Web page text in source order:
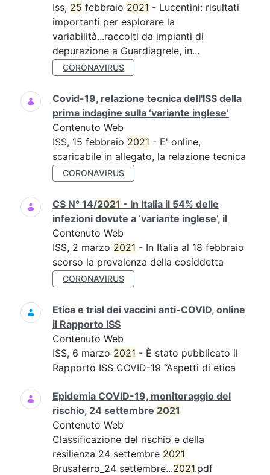
Iss, 25 febbraio 2021 - Lucentini: risultati
importanti per esplorare la
variabilità...raccolti da impianti di
depurazione a Guardiagrele, in...
CORONAVIRUS
Covid-19, relazione tecnica dell'ISS della
prima indagine sulla ‘variante inglese’
Contenuto Web
ISS, 15 febbraio 2021 - E' online,
scaricabile in allegato, la relazione tecnica
CORONAVIRUS
CS N° 14/2021 - In Italia il 54% delle
infezioni dovute a ‘variante inglese’, il
Contenuto Web
ISS, 2 marzo 2021 - In Italia al 18 febbraio
scorso la prevalenza della cosiddetta
CORONAVIRUS
Etica e trial dei vaccini anti-COVID, online
il Rapporto ISS
Contenuto Web
ISS, 6 marzo 2021 - È stato pubblicato il
Rapporto ISS COVID-19 “Aspetti di etica
Epidemia COVID-19, monitoraggio del
rischio, 24 settembre 2021
Contenuto Web
Classificazione del rischio e della
resilienza 24 settembre 2021
Brusaferro_24 settembre...2021.pdf